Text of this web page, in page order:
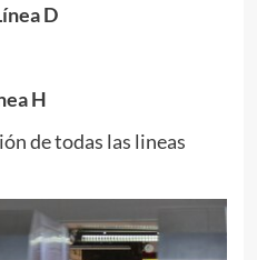
D
H
de todas las lineas